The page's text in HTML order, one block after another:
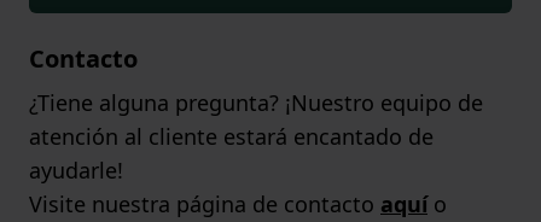
Contacto
¿Tiene alguna pregunta? ¡Nuestro equipo de
atención al cliente estará encantado de
ayudarle!
Visite nuestra página de contacto aquío